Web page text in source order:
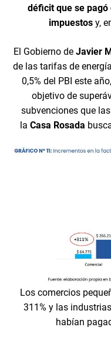
déficit que se
impuestos y,
El Gobierno de Javier
de las tarifas de
0,5% del PBI este
objetivo de
subvenciones que
la Casa Rosada
Los comercios
311% y las
habían